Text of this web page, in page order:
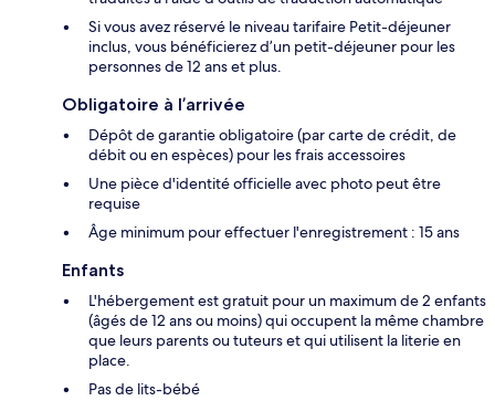
Si vous avez réservé le niveau tarifaire Petit-déjeuner
inclus, vous bénéficierez d’un petit-déjeuner pour les
personnes de 12 ans et plus.
Obligatoire à l’arrivée
Dépôt de garantie obligatoire (par carte de crédit, de
débit ou en espèces) pour les frais accessoires
Une pièce d'identité officielle avec photo peut être
requise
Âge minimum pour effectuer l'enregistrement : 15 ans
Enfants
L'hébergement est gratuit pour un maximum de 2 enfants
(âgés de 12 ans ou moins) qui occupent la même chambre
que leurs parents ou tuteurs et qui utilisent la literie en
place.
Pas de lits-bébé